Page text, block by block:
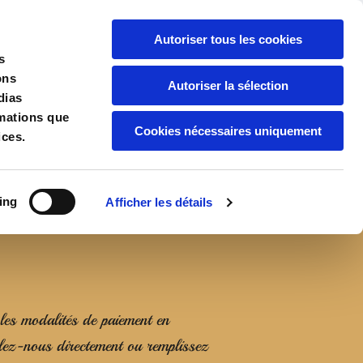
que
Afficher les détails
Autoriser tous les cookies
Autoriser la sélection
Cookies nécessaires uniquement
modalités de paiement en
nous directement ou remplissez